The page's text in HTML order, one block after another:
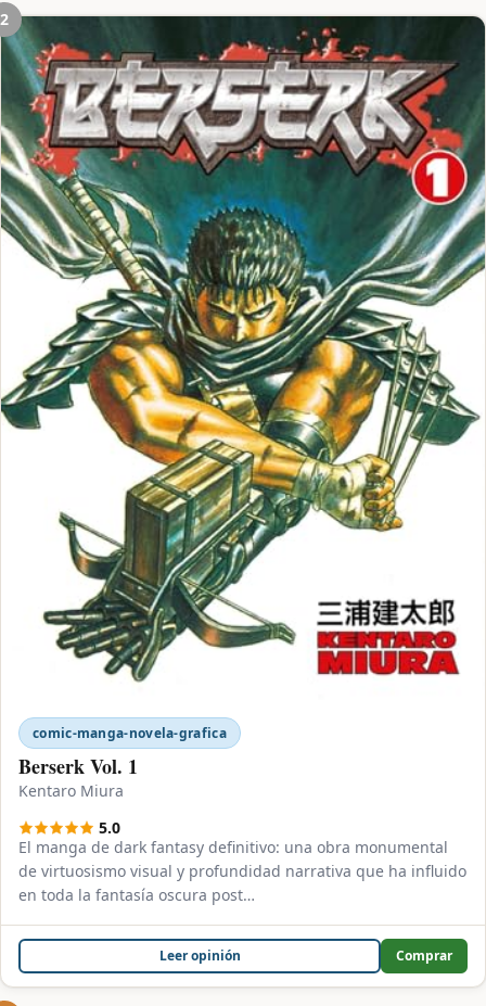
2
comic-manga-novela-grafica
Berserk Vol. 1
Kentaro Miura
5.0
El manga de dark fantasy definitivo: una obra monumental
de virtuosismo visual y profundidad narrativa que ha influido
en toda la fantasía oscura post…
Leer opinión Comprar